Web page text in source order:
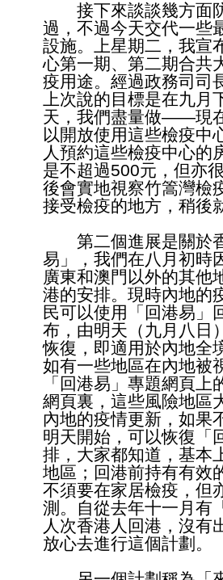
接下來談談幾方面防
過，不過今天交代一些
設施。上星期二，我宣
心第一期、第二期合共
疫用途。經過政務司
上次說的目標是在九
天，我們盡量做——現
以開放使用這些檢疫中
人預約這些檢疫中心的
是不超過500元，但亦
後會實地視察竹篙灣檢
接受檢疫的地方，稍後
第二個進展是關於香
易」，我們在八月初時
廣東和澳門以外的其他
港的安排。現時內地的
民可以使用「回港易」
布，由明天（九月八日
恢復，即適用於內地全
如有一些地區在內地被
「回港易」專題網頁
網頁裏，這些風險地區
內地的疫情更新，如果
明天開始，可以恢復「
排，大家都知道，基本
地區；回港前持有有效
不須要在家居檢疫，但
測。自從去年十一月有
人次香港人回港，沒有
放心去進行這個計劃。